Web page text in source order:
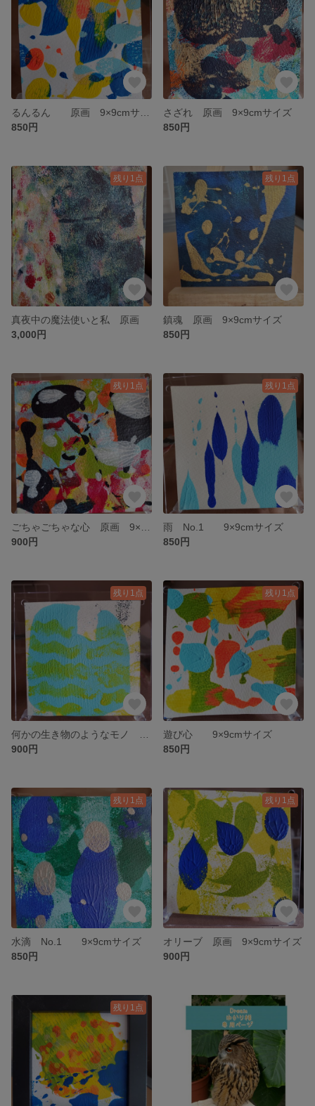
850円
さざれ 原画 9×9cmサイズ
850円
残り1点
真夜中の魔法使いと私 原画
3,000円
残り1点
鎮魂 原画 9×9cmサイズ
850円
残り1点
900円
残り1点
雨 No.1 9×9cmサイズ
850円
残り1点
900円
残り1点
遊び心 9×9cmサイズ
850円
残り1点
水滴 No.1 9×9cmサイズ
850円
残り1点
オリーブ 原画 9×9cmサイズ
900円
残り1点